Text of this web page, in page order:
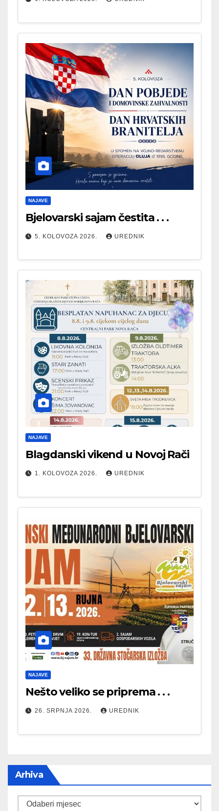
NAJAVE
Bjelovarski sajam čestita . . .
5. KOLOVOZA 2026. UREDNIK
NAJAVE
Blagdanski vikend u Novoj Rači
1. KOLOVOZA 2026. UREDNIK
NAJAVE
Nešto veliko se priprema . . .
26. SRPNJA 2026. UREDNIK
Arhiva
Arhiva